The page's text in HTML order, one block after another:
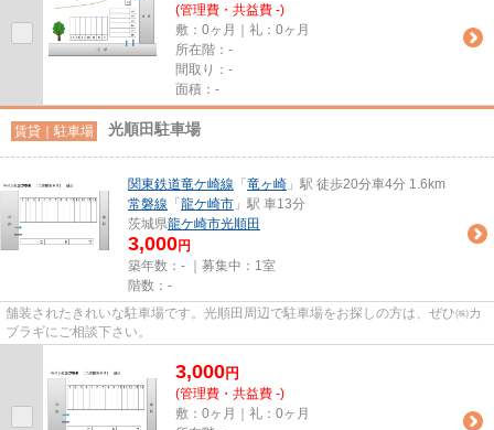
(管理費・共益費 -)
敷：0ヶ月｜礼：0ヶ月
所在階：-
間取り：-
面積：-
賃貸｜駐車場 光順田駐車場
関東鉄道竜ケ崎線 「 竜ヶ崎 」駅 徒歩20分車4分 1.6km
常磐線 「 龍ケ崎市 」駅 車13分
茨城県龍ケ崎市光順田
3,000円
築年数：- ｜募集中： 1室
階数：-
舗装されたきれいな駐車場です。光順田周辺で駐車場をお探しの方は、ぜひ㈱カ
ブラギにご相談下さい。
3,000円
(管理費・共益費 -)
敷：0ヶ月｜礼：0ヶ月